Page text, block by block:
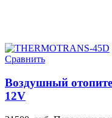
Сравнить
Воздушный
12V